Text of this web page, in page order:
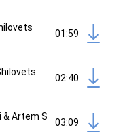
01:59
02:40
& Artem Shilovets
03:09